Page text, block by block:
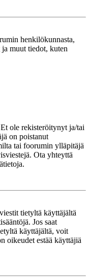
henkilökunnasta,
muut tiedot, kuten
ole rekisteröitynyt ja/tai
on poistanut
tai foorumin ylläpitäjä
Ota yhteyttä
tietyltä käyttäjältä
Jos saat
käyttäjältä, voit
oikeudet estää käyttäjiä